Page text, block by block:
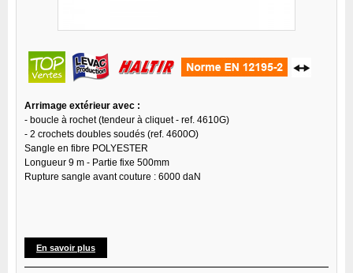
Arrimage extérieur avec :
- boucle à rochet (tendeur à cliquet - ref. 4610G)
- 2 crochets doubles soudés (ref. 4600O)
Sangle en fibre POLYESTER
Longueur 9 m - Partie fixe 500mm
Rupture sangle avant couture : 6000 daN
En savoir plus